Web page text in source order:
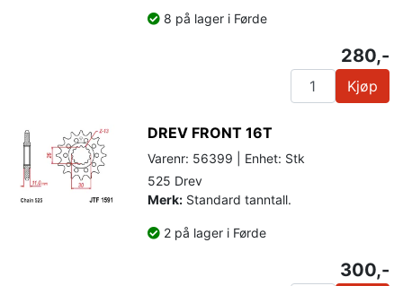
8 på lager i Førde
280,-
Kjøp
DREV FRONT 16T
Varenr: 56399 | Enhet: Stk
525 Drev
Merk: Standard tanntall.
2 på lager i Førde
300,-